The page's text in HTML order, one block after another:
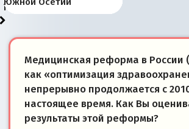
победители
Медицинская реформа в России
как «оптимизация
непрерывно продолжается с
настоящее время. Как Вы
результаты этой реформы?